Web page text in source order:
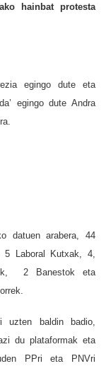
hainbat protesta
egingo dute eta
egingo dute Andra
datuen arabera, 44
5 Laboral Kutxak, 4,
2 Banestok eta
uzten baldin badio,
du plataformak eta
PPri eta PNVri